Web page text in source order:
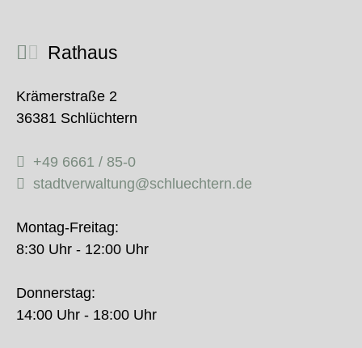
Rathaus
Krämerstraße 2
36381 Schlüchtern
+49 6661 / 85-0
stadtverwaltung@schluechtern.de
Montag-Freitag:
8:30 Uhr - 12:00 Uhr
Donnerstag:
14:00 Uhr - 18:00 Uhr